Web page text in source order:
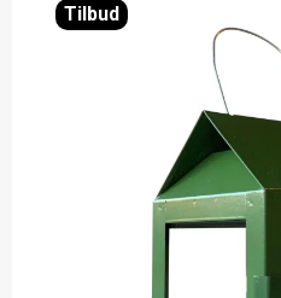
Tilbud